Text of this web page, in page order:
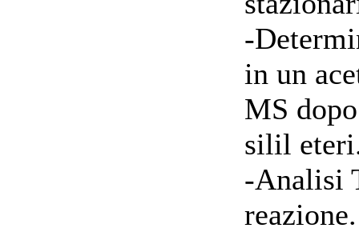
-
in un
MS
silil
-Analisi
reazione.